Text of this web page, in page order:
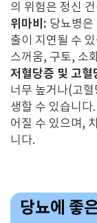
의 위험은 정신
위마비: 당뇨병은
출이 지연될 수
스꺼움, 구토, 소
저혈당증 및 고혈
너무 높거나(고
생할 수 있습니다
어질 수 있으며,
니다.
당뇨에 좋